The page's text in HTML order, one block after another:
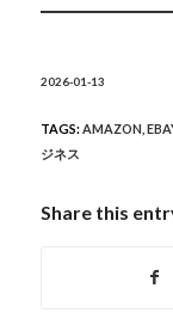
2026-01-13
TAGS:AMAZON
ジネス
Share this